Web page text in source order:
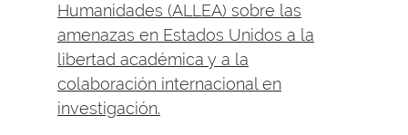
Humanidades (ALLEA) sobre las
amenazas en Estados Unidos a la
libertad académica y a la
colaboración internacional en
investigación.